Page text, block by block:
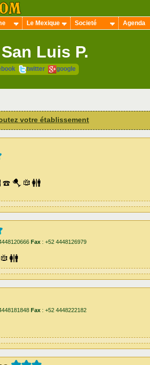
Le Mexique Societé Agenda
Luis P.
twitter google
votre établissement
Fax : +52 4448126979
Fax : +52 4448222182